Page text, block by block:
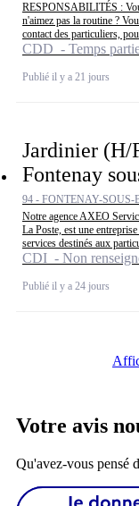
RESPONSABILITÉS :
n'aimez pas la routine ?
contact des particuliers,
CDD - Temps
Publié il y a 21 jours
Jardinier (H/
Fontenay
94 - FONTENAY-SOUS-
Notre agence AXEO
La Poste, est une
services destinés aux
CDI - Non
Publié il y a 24 jours
Votre avis
Qu'avez-vous pensé